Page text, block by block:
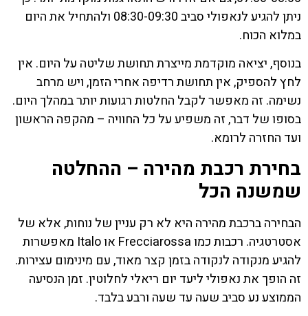
ניתן להגיע לנאפולי סביב 08:30-09:30 ולהתחיל את היום
במלוא הכוח.
בנוסף, יציאה מוקדמת מייצרת תחושת שליטה על היום. אין
לחץ להספיק, אין תחושת רדיפה אחרי הזמן, ויש מרחב
נשימה. זה מאפשר לקבל החלטות רגועות יותר במהלך היום.
בסופו של דבר, זה משפיע על כל החוויה – מהקפה הראשון
ועד החזרה לרומא.
בחירת רכבת מהירה – ההחלטה
שמשנה הכל
הבחירה ברכבת מהירה היא לא רק עניין של נוחות, אלא של
אסטרטגיה. רכבות כמו Frecciarossa או Italo מאפשרות
להגיע מנקודה לנקודה בזמן קצר מאוד, עם מינימום עצירות.
זה הופך את נאפולי ליעד יום ריאלי לחלוטין. זמן הנסיעה
הממוצע נע סביב שעה עד שעה ורבע בלבד.